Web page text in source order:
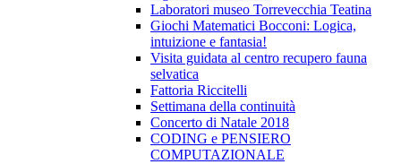
Laboratori museo Torrevecchia Teatina
Giochi Matematici Bocconi: Logica,
intuizione e fantasia!
Visita guidata al centro recupero fauna
selvatica
Fattoria Riccitelli
Settimana della continuità
Concerto di Natale 2018
CODING e PENSIERO
COMPUTAZIONALE